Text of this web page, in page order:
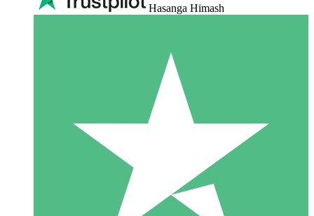
Hasanga Himash